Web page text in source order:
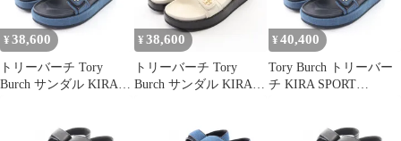
¥ 38,600
トリーバーチ Tory
Burch サンダル KIRA
1589544017 デニム サン
¥ 38,600
トリーバーチ Tory
Burch サンダル KIRA
1443281045/ レザー サ
¥ 40,400
Tory Burch トリーバー
チ KIRA SPORT